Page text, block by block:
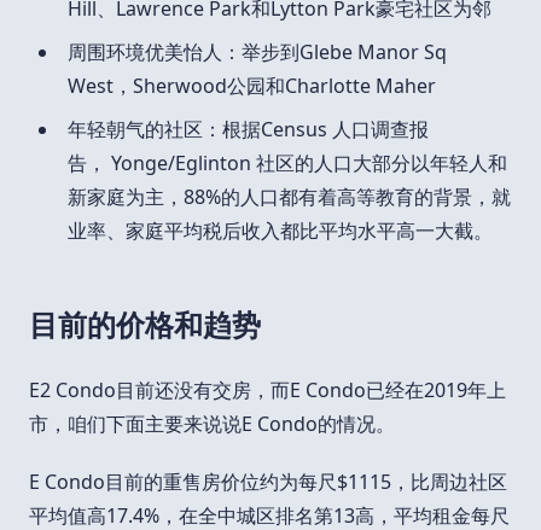
Hill、Lawrence Park和Lytton Park豪宅社区为邻
周围环境优美怡人：举步到Glebe Manor Sq
West，Sherwood公园和Charlotte Maher
年轻朝气的社区：根据Census 人口调查报
告， Yonge/Eglinton 社区的人口大部分以年轻人和
新家庭为主，88%的人口都有着高等教育的背景，就
业率、家庭平均税后收入都比平均水平高一大截。
目前的价格和趋势
E2 Condo目前还没有交房，而E Condo已经在2019年上
市，咱们下面主要来说说E Condo的情况。
E Condo目前的重售房价位约为每尺$1115，比周边社区
平均值高17.4%，在全中城区排名第13高，平均租金每尺